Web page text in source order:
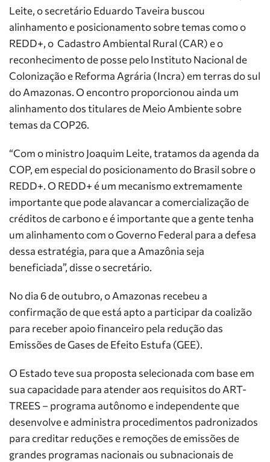
Leite, o secretário Eduardo Taveira buscou
alinhamento e posicionamento sobre temas como o
REDD+, o Cadastro Ambiental Rural (CAR) e o
reconhecimento de posse pelo Instituto Nacional de
Colonização e Reforma Agrária (Incra) em terras do sul
do Amazonas. O encontro proporcionou ainda um
alinhamento dos titulares de Meio Ambiente sobre
temas da COP26.
“Com o ministro Joaquim Leite, tratamos da agenda da
COP, em especial do posicionamento do Brasil sobre o
REDD+. O REDD+ é um mecanismo extremamente
importante que pode alavancar a comercialização de
créditos de carbono e é importante que a gente tenha
um alinhamento com o Governo Federal para a defesa
dessa estratégia, para que a Amazônia seja
beneficiada”, disse o secretário.
No dia 6 de outubro, o Amazonas recebeu a
confirmação de que está apto a participar da coalizão
para receber apoio financeiro pela redução das
Emissões de Gases de Efeito Estufa (GEE).
O Estado teve sua proposta selecionada com base em
sua capacidade para atender aos requisitos do ART-
TREES – programa autônomo e independente que
desenvolve e administra procedimentos padronizados
para creditar reduções e remoções de emissões de
grandes programas nacionais ou subnacionais de